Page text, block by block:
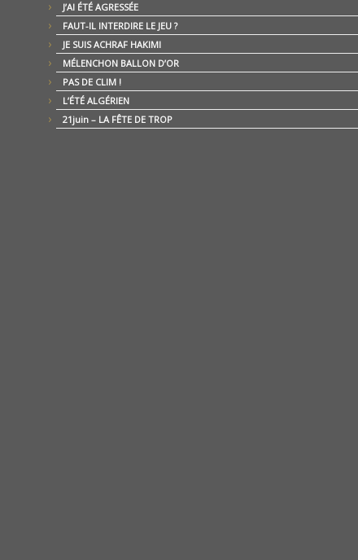
J’AI ÉTÉ AGRESSÉE
FAUT-IL INTERDIRE LE JEU ?
JE SUIS ACHRAF HAKIMI
MÉLENCHON BALLON D’OR
PAS DE CLIM !
L’ÉTÉ ALGÉRIEN
21juin – LA FÊTE DE TROP